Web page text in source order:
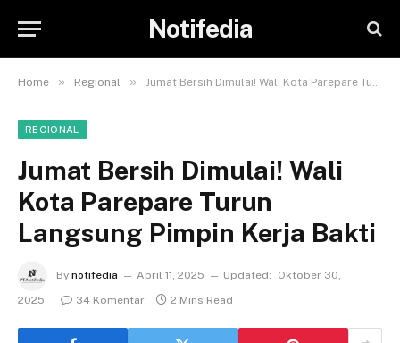
Notifedia
Home » Regional » Jumat Bersih Dimulai! Wali Kota Parepare Turun Langsung Pimpin Kerja Bakti
REGIONAL
Jumat Bersih Dimulai! Wali
Kota Parepare Turun
Langsung Pimpin Kerja Bakti
By notifedia April 11, 2025 Updated:
Oktober 30,
2025
34 Komentar 2 Mins Read